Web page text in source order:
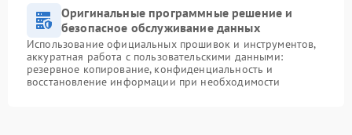
Оригинальные программные решение и
безопасное обслуживание данных
Использование официальных прошивок и инструментов,
аккуратная работа с пользовательскими данными:
резервное копирование, конфиденциальность и
восстановление информации при необходимости